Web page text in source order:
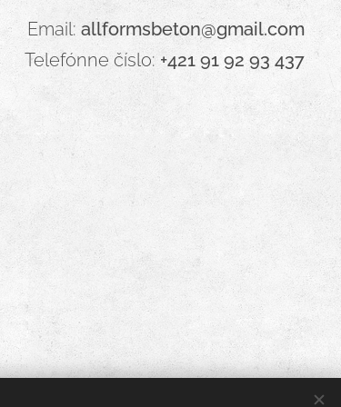
Email: allformsbeton@gmail.com
Telefónne číslo: +421 91 92 93 437